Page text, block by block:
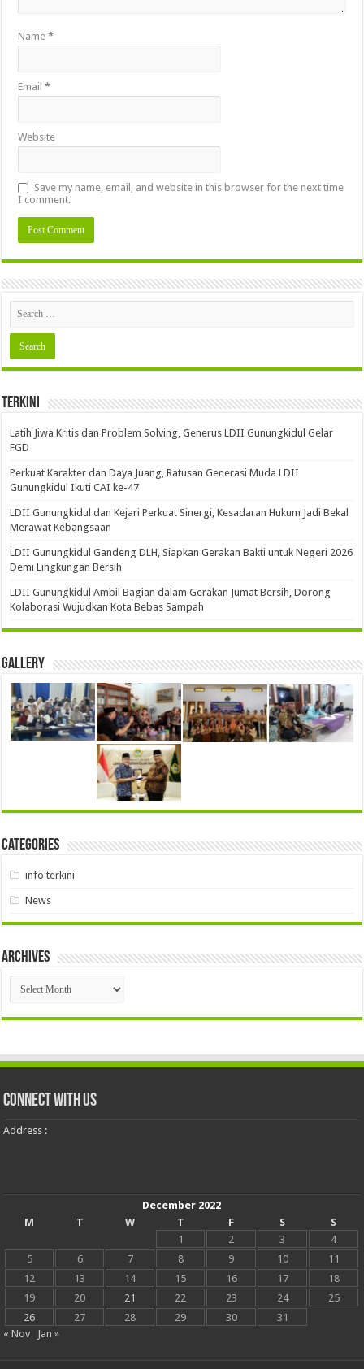
Name*
Email*
Website
Save my name, email, and website in this browser for the next time
I comment.
Terkini
Latih Jiwa Kritis dan Problem Solving, Generus LDII Gunungkidul Gelar
FGD
Perkuat Karakter dan Daya Juang, Ratusan Generasi Muda LDII
Gunungkidul Ikuti CAI ke-47
LDII Gunungkidul dan Kejari Perkuat Sinergi, Kesadaran Hukum Jadi Bekal
Merawat Kebangsaan
LDII Gunungkidul Gandeng DLH, Siapkan Gerakan Bakti untuk Negeri 2026
Demi Lingkungan Bersih
LDII Gunungkidul Ambil Bagian dalam Gerakan Jumat Bersih, Dorong
Kolaborasi Wujudkan Kota Bebas Sampah
Gallery
Categories
info terkini
News
Archives
Archives
Connect With Us
Address :
December 2022
M
T W T F S
S
1
2 3
4
5
6 7 8 9 10
11
12
13 14 15 16 17
18
19
20 21 22 23 24
25
26
27 28 29 30
31
« Nov
Jan »